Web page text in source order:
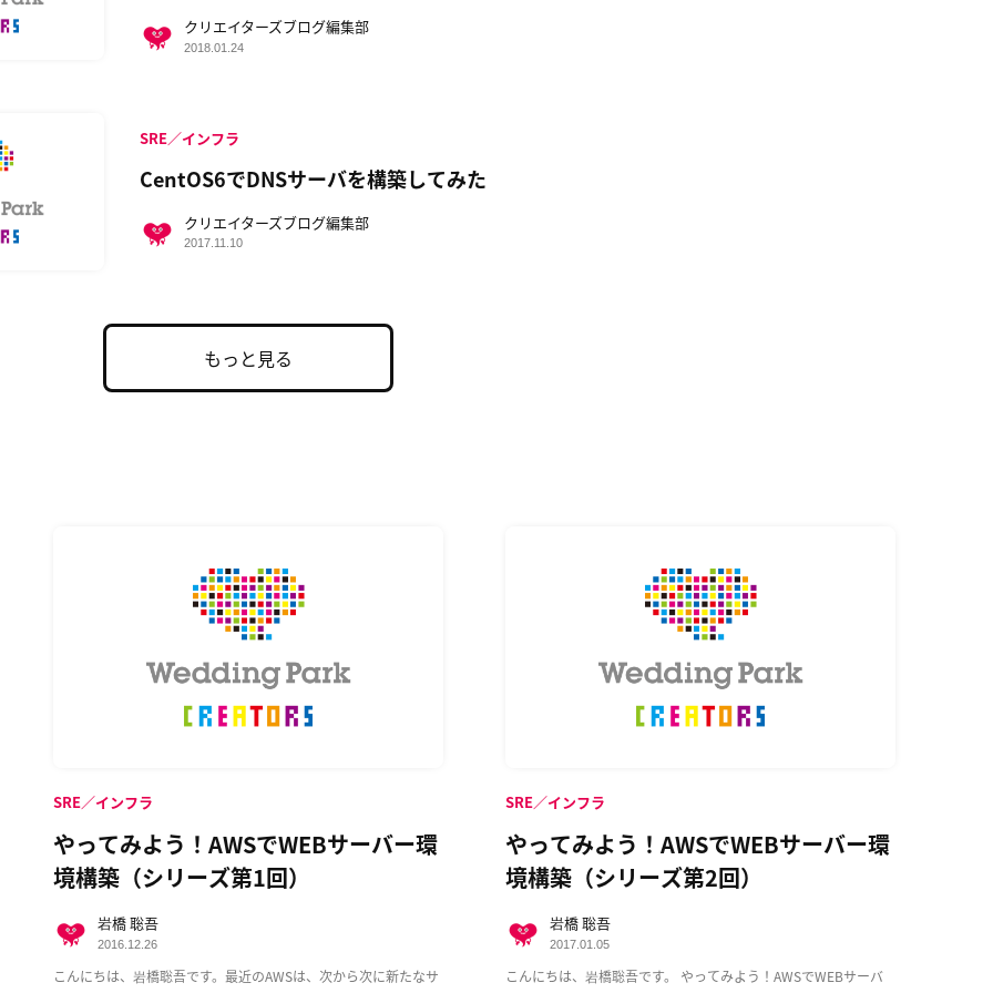
クリエイターズブログ編集部
2018.01.24
CentOS6でDNSサーバを構築してみた
SRE／インフラ
クリエイターズブログ編集部
2017.11.10
もっと見る
やってみよう！AWSでWEBサーバー環
境構築（シリーズ第1回）
こんにちは、岩橋聡吾です。最近のAWSは、次から次に新たなサ
SRE／インフラ
岩橋 聡吾
2016.12.26
やってみよう！AWSでWEBサーバー環
境構築（シリーズ第2回）
こんにちは、岩橋聡吾です。 やってみよう！AWSでWEBサーバ
SRE／インフラ
岩橋 聡吾
2017.01.05